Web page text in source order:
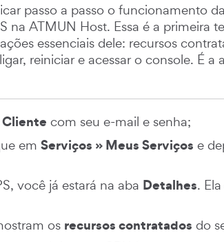
passo a passo o funcionamento
na ATMUN Host. Essa é a primeira
essenciais dele: recursos
reiniciar e acessar o console. É
com seu e-mail e senha;
em Serviços » Meus Serviços e
você já estará na aba Detalhes.
os recursos contratados do